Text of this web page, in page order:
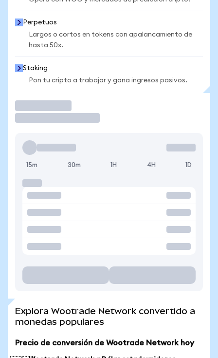
Perpetuos
Largos o cortos en tokens con apalancamiento de
hasta 50x.
Staking
Pon tu cripto a trabajar y gana ingresos pasivos.
15m 30m 1H 4H 1D
Explora Wootrade Network convertido a
monedas populares
Precio de conversión de Wootrade Network hoy